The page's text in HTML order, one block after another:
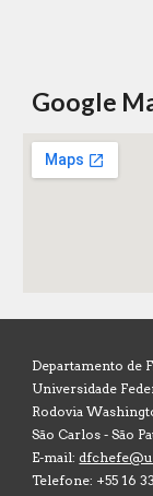
Google
Departamento de
Universidade
Rodovia
São Carlos - São
E-mail:
Telefone: +55 16